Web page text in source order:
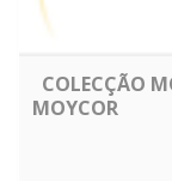
COLECÇÃO
MOYCOR